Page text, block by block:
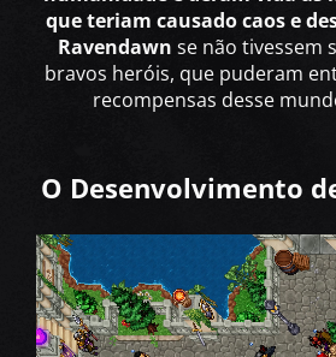
que teriam causado caos e
Ravendawn se não tivessem
bravos heróis, que puderam
recompensas desse
O Desenvolvimento